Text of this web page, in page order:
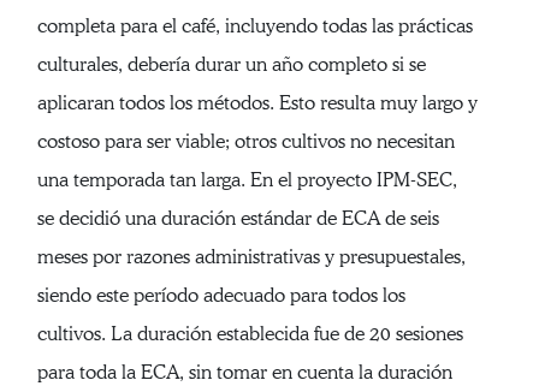
completa para el café, incluyendo todas las prácticas
culturales, debería durar un año completo si se
aplicaran todos los métodos. Esto resulta muy largo y
costoso para ser viable; otros cultivos no necesitan
una temporada tan larga. En el proyecto IPM-SEC,
se decidió una duración estándar de ECA de seis
meses por razones administrativas y presupuestales,
siendo este período adecuado para todos los
cultivos. La duración establecida fue de 20 sesiones
para toda la ECA, sin tomar en cuenta la duración